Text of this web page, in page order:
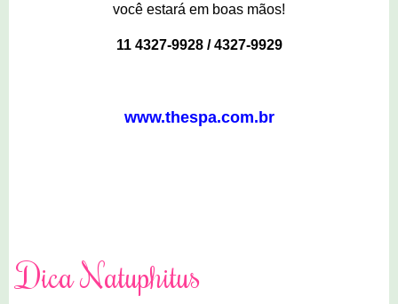
você estará em boas mãos!
11 4327-9928 / 4327-9929
www.thespa.com.br
Dica Natuphitus